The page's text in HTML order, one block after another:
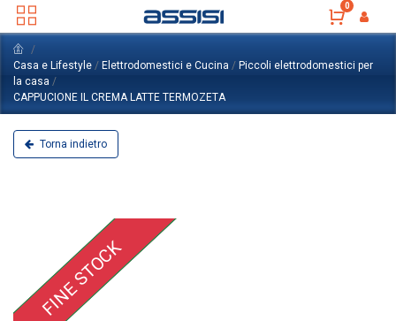
0
Casa e Lifestyle / Elettrodomestici e Cucina / Piccoli elettrodomestici per
la casa /
CAPPUCIONE IL CREMA LATTE TERMOZETA
Torna indietro
FINE STOCK